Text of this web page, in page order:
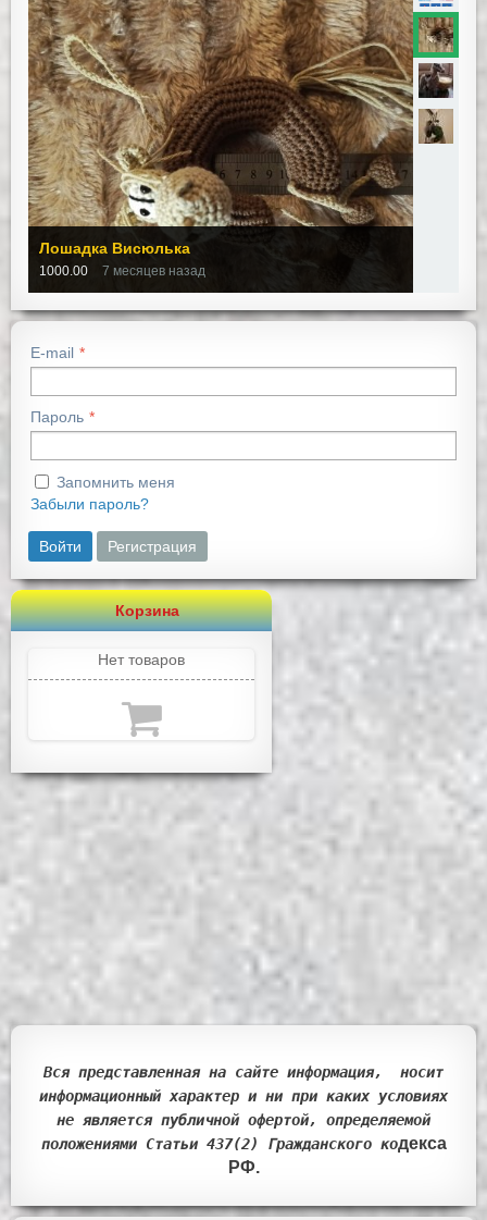
Лошадка Висюлька
1000.00 7 месяцев назад
E-mail
Пароль
Запомнить меня
Забыли пароль?
Войти Регистрация
Корзина
Нет товаров
Вся представленная на сайте информация, носит
информационный характер и ни при каких условиях
не является публичной офертой, определяемой
положениями Статьи 437(2) Гражданского кодекса
РФ.